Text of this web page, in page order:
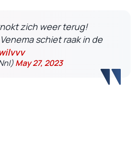
zich weer terug!
schiet raak in de
May 27, 2023